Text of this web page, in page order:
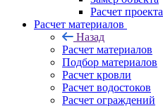
Расчет проекта
Расчет материалов
Назад
Расчет материалов
Подбор материалов
Расчет кровли
Расчет водостоков
Расчет ограждений